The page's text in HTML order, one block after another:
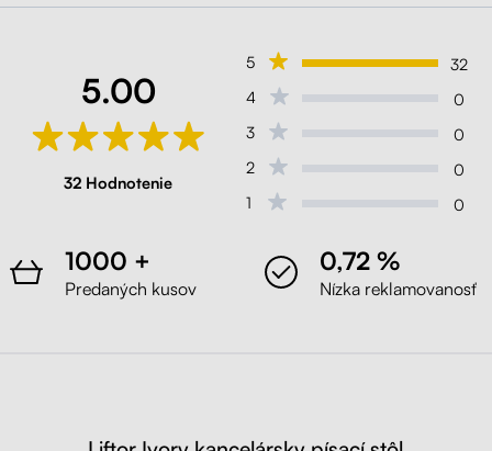
5.00
32 Hodnotenie
5
32
4
0
3
0
2
0
1
0
1000 +
Predaných kusov
0,72 %
Nízka reklamovanosť